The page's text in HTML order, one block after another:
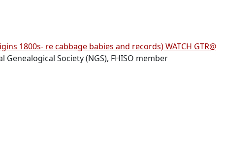
1800s- re cabbage babies and records) WATCH GTR@
Society (NGS), FHISO member